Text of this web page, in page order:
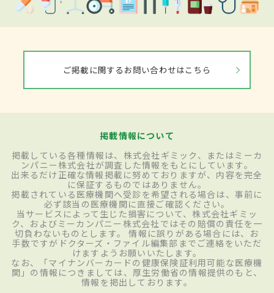
ご掲載に関するお問い合わせはこちら
掲載情報について
掲載している各種情報は、株式会社ギミック、またはミーカ
ンパニー株式会社が調査した情報をもとにしています。
出来るだけ正確な情報掲載に努めておりますが、内容を完全
に保証するものではありません。
掲載されている医療機関へ受診を希望される場合は、事前に
必ず該当の医療機関に直接ご確認ください。
当サービスによって生じた損害について、株式会社ギミッ
ク、およびミーカンパニー株式会社ではその賠償の責任を一
切負わないものとします。 情報に誤りがある場合には、お
手数ですがドクターズ・ファイル編集部までご連絡をいただ
けますようお願いいたします。
なお、「マイナンバーカードの健康保険証利用可能な医療機
関」の情報につきましては、厚生労働省の情報提供のもと、
情報を掲出しております。